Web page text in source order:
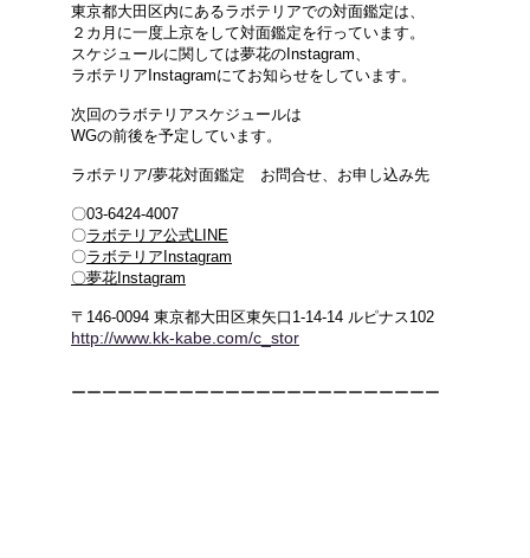
東京都大田区内にあるラボテリアでの対面鑑定は、
２カ月に一度上京をして対面鑑定を行っています。
スケジュールに関しては夢花のInstagram、
ラボテリアInstagramにてお知らせをしています。
次回のラボテリアスケジュールは
​WGの前後を予定しています。
ラボテリア/夢花対面鑑定 お問合せ、お申し込み先
〇03-6424-4007
​〇ラボテリア公式LINE
〇ラボテリアInstagram
​〇夢花Instagram
〒146-0094 東京都大田区東矢口1-14-14 ルピナス102
http://www.kk-kabe.com/c_stor
ーーーーーーーーーーーーーーーーーーーーーーーー